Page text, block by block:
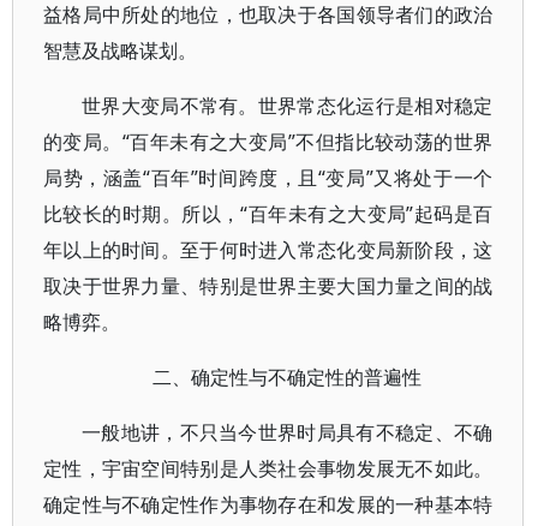
益格局中所处的地位，也取决于各国领导者们的政治
智慧及战略谋划。
世界大变局不常有。世界常态化运行是相对稳定
的变局。“百年未有之大变局”不但指比较动荡的世界
局势，涵盖“百年”时间跨度，且“变局”又将处于一个
比较长的时期。所以，“百年未有之大变局”起码是百
年以上的时间。至于何时进入常态化变局新阶段，这
取决于世界力量、特别是世界主要大国力量之间的战
略博弈。
二、确定性与不确定性的普遍性
一般地讲，不只当今世界时局具有不稳定、不确
定性，宇宙空间特别是人类社会事物发展无不如此。
确定性与不确定性作为事物存在和发展的一种基本特